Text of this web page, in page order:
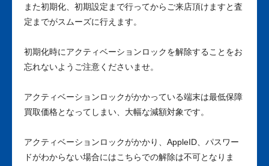
また初期化、初期設定まで行ってからご来店頂けますと査
定までがスムーズに行えます。
初期化時にアクティベーションロックを解除することをお
忘れないようご注意くださいませ。
アクティベーションロックがかかっている端末は最低保障
買取価格となってしまい、大幅な減額対象です。
アクティベーションロックがかかり、AppleID、パスワー
ドがわからない場合にはこちらでの解除は不可となりま